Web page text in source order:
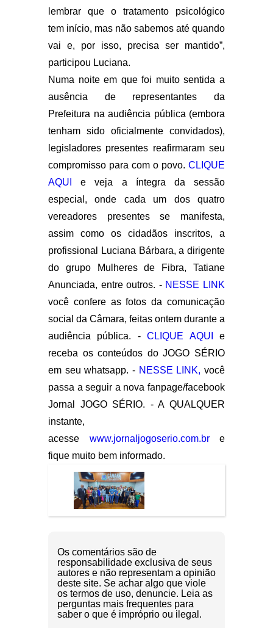
lembrar que o tratamento psicológico
tem início, mas não sabemos até quando
vai e, por isso, precisa ser mantido”,
participou Luciana.
Numa noite em que foi muito sentida a
ausência de representantes da
Prefeitura na audiência pública (embora
tenham sido oficialmente convidados),
legisladores presentes reafirmaram seu
compromisso para com o povo. CLIQUE
AQUI
e veja a íntegra da sessão
especial, onde cada um dos quatro
vereadores presentes se manifesta,
assim como os cidadãos inscritos, a
profissional Luciana Bárbara, a dirigente
do grupo Mulheres de Fibra, Tatiane
Anunciada, entre outros. - NESSE LINK
você confere as fotos da comunicação
social da Câmara, feitas ontem durante a
audiência pública. -CLIQUE AQUI
e
receba os conteúdos do JOGO SÉRIO
em seu whatsapp. - NESSE LINK, você
passa a seguir a nova fanpage/facebook
Jornal JOGO SÉRIO. - A QUALQUER
instante,
acesse www.jornaljogoserio.com.bre
fique muito bem informado.
Os comentários são de
responsabilidade exclusiva de seus
autores e não representam a opinião
deste site. Se achar algo que viole
os termos de uso, denuncie. Leia as
perguntas mais frequentes para
saber o que é impróprio ou ilegal.